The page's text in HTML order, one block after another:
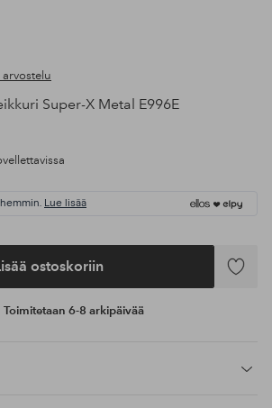
arvostelu
Super-X Metal E996E
Lue lisää
ostoskoriin
Lisää
Toimitetaan 6-8 arkipäivää